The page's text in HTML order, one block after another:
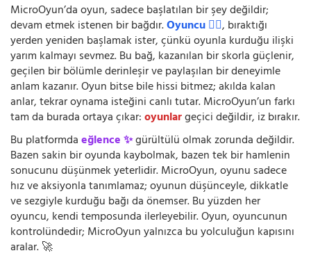
MicroOyun’da oyun, sadece başlatılan bir şey değildir;
devam etmek istenen bir bağdır.Oyuncu 🧍‍♂️, bıraktığı
yerden yeniden başlamak ister, çünkü oyunla kurduğu ilişki
yarım kalmayı sevmez. Bu bağ, kazanılan bir skorla güçlenir,
geçilen bir bölümle derinleşir ve paylaşılan bir deneyimle
anlam kazanır. Oyun bitse bile hissi bitmez; akılda kalan
anlar, tekrar oynama isteğini canlı tutar. MicroOyun’un farkı
tam da burada ortaya çıkar:oyunlargeçici değildir, iz bırakır.
Bu platformdaeğlence ✨gürültülü olmak zorunda değildir.
Bazen sakin bir oyunda kaybolmak, bazen tek bir hamlenin
sonucunu düşünmek yeterlidir. MicroOyun, oyunu sadece
hız ve aksiyonla tanımlamaz; oyunun düşünceyle, dikkatle
ve sezgiyle kurduğu bağı da önemser. Bu yüzden her
oyuncu, kendi temposunda ilerleyebilir. Oyun, oyuncunun
kontrolündedir; MicroOyun yalnızca bu yolculuğun kapısını
aralar. 🚀